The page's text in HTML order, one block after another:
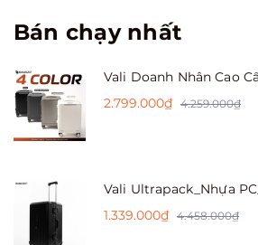
Bán chạy nhất
Vali Doanh Nhân Cao
2.799.000₫ 4.259.000₫
Vali Ultrapack_Nhựa
1.339.000₫ 4.458.000₫